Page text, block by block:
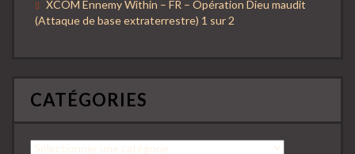
XCOM Ennemy Within – FR – Opération Dieu maudit
(Attaque de base extraterrestre) 1 sur 2
CATÉGORIES
Catégories